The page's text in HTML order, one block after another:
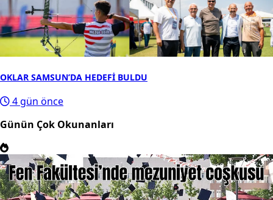
OKLAR SAMSUN’DA HEDEFİ BULDU
4 gün önce
Günün Çok Okunanları